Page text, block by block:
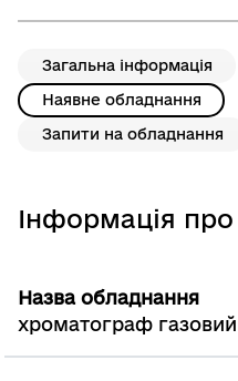
Загальна інформація
Наявне обладнання
Запити на обладнання
Інформація
Назва обладнання
хроматограф газовий